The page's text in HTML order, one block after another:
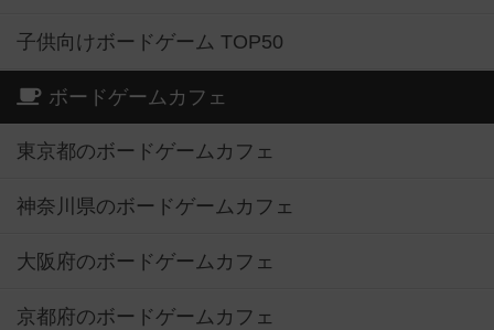
子供向けボードゲーム TOP50
ボードゲームカフェ
東京都のボードゲームカフェ
神奈川県のボードゲームカフェ
大阪府のボードゲームカフェ
京都府のボードゲームカフェ